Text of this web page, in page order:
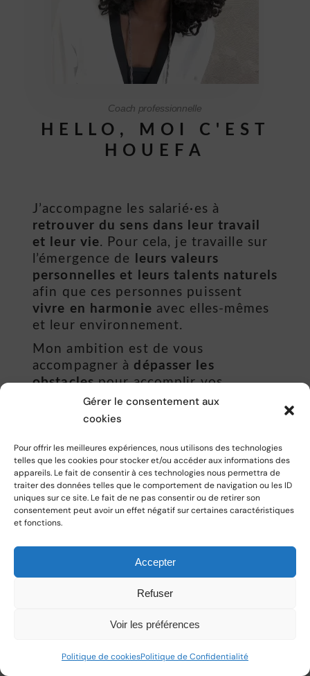
Gérer le consentement aux
cookies
Pour offrir les meilleures expériences, nous utilisons des technologies
telles que les cookies pour stocker et/ou accéder aux informations des
appareils. Le fait de consentir à ces technologies nous permettra de
traiter des données telles que le comportement de navigation ou les ID
uniques sur ce site. Le fait de ne pas consentir ou de retirer son
consentement peut avoir un effet négatif sur certaines caractéristiques
et fonctions.
Accepter
Refuser
Voir les préférences
Politique de cookiesPolitique de Confidentialité
Coach professionnelle
HELLO, MOI C'EST
HOUEFA
J’accompagne les salarié·es à
retrouver du sens dans leur travail
et leur vie. Pour cela, je travaille sur
l’émergence de
leurs valeurs
personnelles et leurs talents naturels
afin que ces personnes puissent
vivre en harmonie avec elles-mêmes
et leur environnement.
Mon ambition est de vous
accompagner à dépasser les
obstaclespour accomplir vos
objectifs et vos rêves et ainsi
profiter de votre vie
l’affirmer !
FAQ
Grâce à ce programme La
Tribu, tu (re)trouveras la